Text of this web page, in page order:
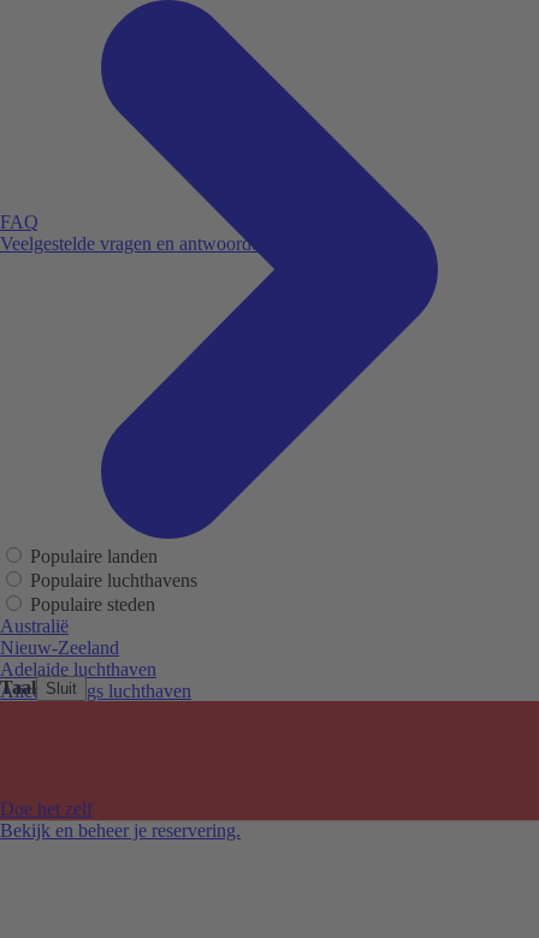
Taal Sluit
FAQ
Veelgestelde vragen en antwoorden.
Doe het zelf
Bekijk en beheer je reservering.
Populaire landen
Populaire luchthavens
Populaire steden
Australië
Nieuw-Zeeland
Adelaide luchthaven
Alice Springs luchthaven
Melbourne Tullamarine luchthaven
Perth luchthaven
Sydney luchthaven